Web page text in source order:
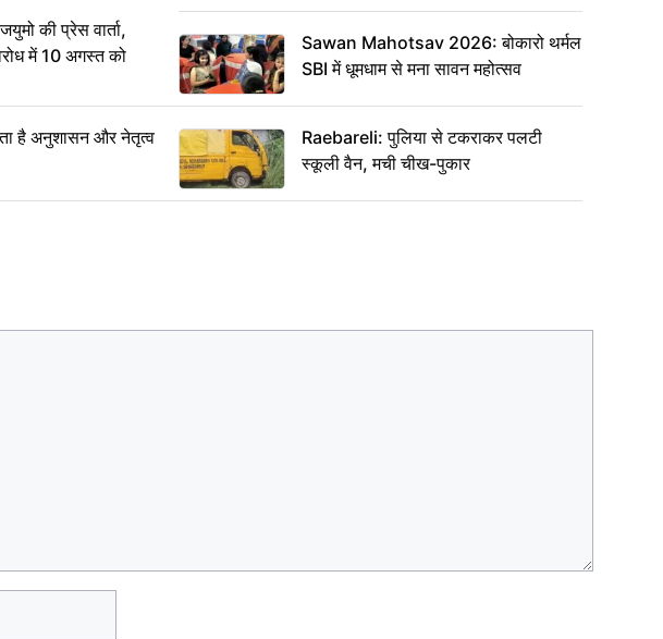
की प्रेस वार्ता,
में 10 अगस्त को
है अनुशासन और नेतृत्व
Sawan Mahotsav 2026: बोकारो थर्मल
SBI में धूमधाम से मना सावन महोत्सव
Raebareli: पुलिया से टकराकर पलटी
स्कूली वैन, मची चीख-पुकार